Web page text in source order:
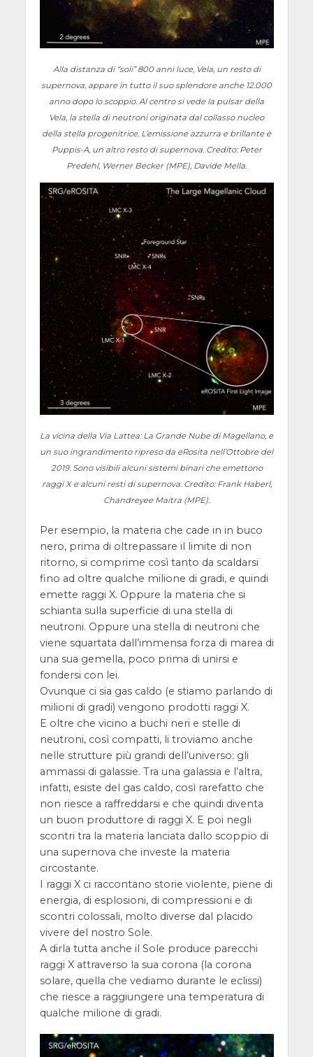
Alla distanza di “soli” 800 anni luce, Vela, un resto di
supernova, appare in tutto il suo splendore anche 12.000
anno dopo lo scoppio. Al centro si vede la pulsar della
Vela, la stella di neutroni originata dal collasso nucleo
della stella progenitrice. L’emissione azzurra e brillante è
Puppis-A, un altro resto di supernova. Credito: Peter
Predehl, Werner Becker (MPE), Davide Mella.
La vicina della Via Lattea: La Grande Nube di Magellano, e
un suo ingrandimento ripreso da eRosita nell’Ottobre del
2019. Sono visibili alcuni sistemi binari che emettono
raggi X e alcuni resti di supernova. Credito: Frank Haberl,
Chandreyee Maitra (MPE).
Per esempio, la materia che cade in in buco
nero, prima di oltrepassare il limite di non
ritorno, si comprime così tanto da scaldarsi
fino ad oltre qualche milione di gradi, e quindi
emette raggi X. Oppure la materia che si
schianta sulla superficie di una stella di
neutroni. Oppure una stella di neutroni che
viene squartata dall’immensa forza di marea di
una sua gemella, poco prima di unirsi e
fondersi con lei.
Ovunque ci sia gas caldo (e stiamo parlando di
milioni di gradi) vengono prodotti raggi X.
E oltre che vicino a buchi neri e stelle di
neutroni, così compatti, li troviamo anche
nelle strutture più grandi dell’universo: gli
ammassi di galassie. Tra una galassia e l’altra,
infatti, esiste del gas caldo, così rarefatto che
non riesce a raffreddarsi e che quindi diventa
un buon produttore di raggi X. E poi negli
scontri tra la materia lanciata dallo scoppio di
una supernova che investe la materia
circostante.
I raggi X ci raccontano storie violente, piene di
energia, di esplosioni, di compressioni e di
scontri colossali, molto diverse dal placido
vivere del nostro Sole.
A dirla tutta anche il Sole produce parecchi
raggi X attraverso la sua corona (la corona
solare, quella che vediamo durante le eclissi)
che riesce a raggiungere una temperatura di
qualche milione di gradi.